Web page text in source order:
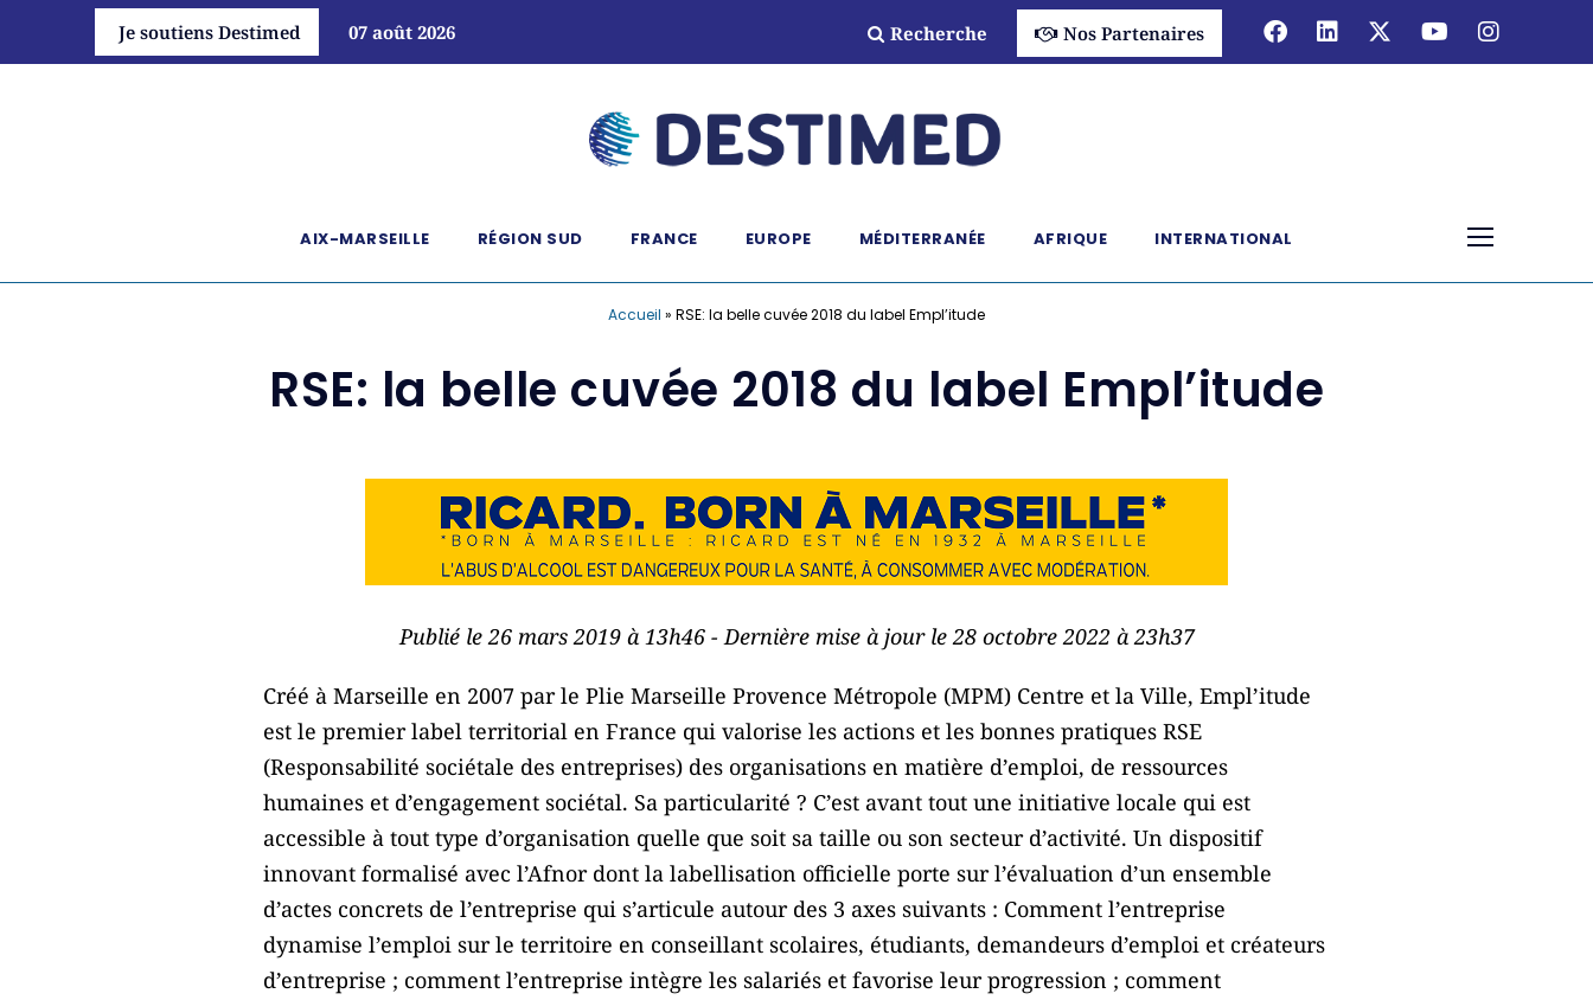
Je soutiens Destimed 07 août 2026 Recherche Nos Partenaires
AIX-MARSEILLE RÉGION SUD FRANCE EUROPE MÉDITERRANÉE AFRIQUE INTERNATIONAL
Accueil » RSE: la belle cuvée 2018 du label Empl’itude
RSE: la belle cuvée 2018 du label Empl’itude
Publié le 26 mars 2019 à 13h46 - Dernière mise à jour le 28 octobre 2022 à 23h37
Créé à Marseille en 2007 par le Plie Marseille Provence Métropole (MPM) Centre et la Ville, Empl’itude
est le premier label territorial en France qui valorise les actions et les bonnes pratiques RSE
(Responsabilité sociétale des entreprises) des organisations en matière d’emploi, de ressources
humaines et d’engagement sociétal. Sa particularité ? C’est avant tout une initiative locale qui est
accessible à tout type d’organisation quelle que soit sa taille ou son secteur d’activité. Un dispositif
innovant formalisé avec l’Afnor dont la labellisation officielle porte sur l’évaluation d’un ensemble
d’actes concrets de l’entreprise qui s’articule autour des 3 axes suivants : Comment l’entreprise
dynamise l’emploi sur le territoire en conseillant scolaires, étudiants, demandeurs d’emploi et créateurs
d’entreprise ; comment l’entreprise intègre les salariés et favorise leur progression ; comment